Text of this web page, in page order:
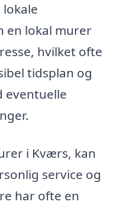
en lokal murer
hvilket ofte
tidsplan og
eventuelle
i Kværs, kan
service og
har ofte en